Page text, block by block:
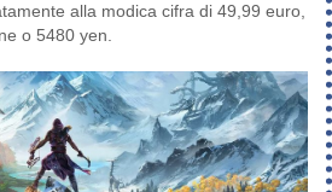
alla modica cifra di 49,99 euro,
o 5480 yen.